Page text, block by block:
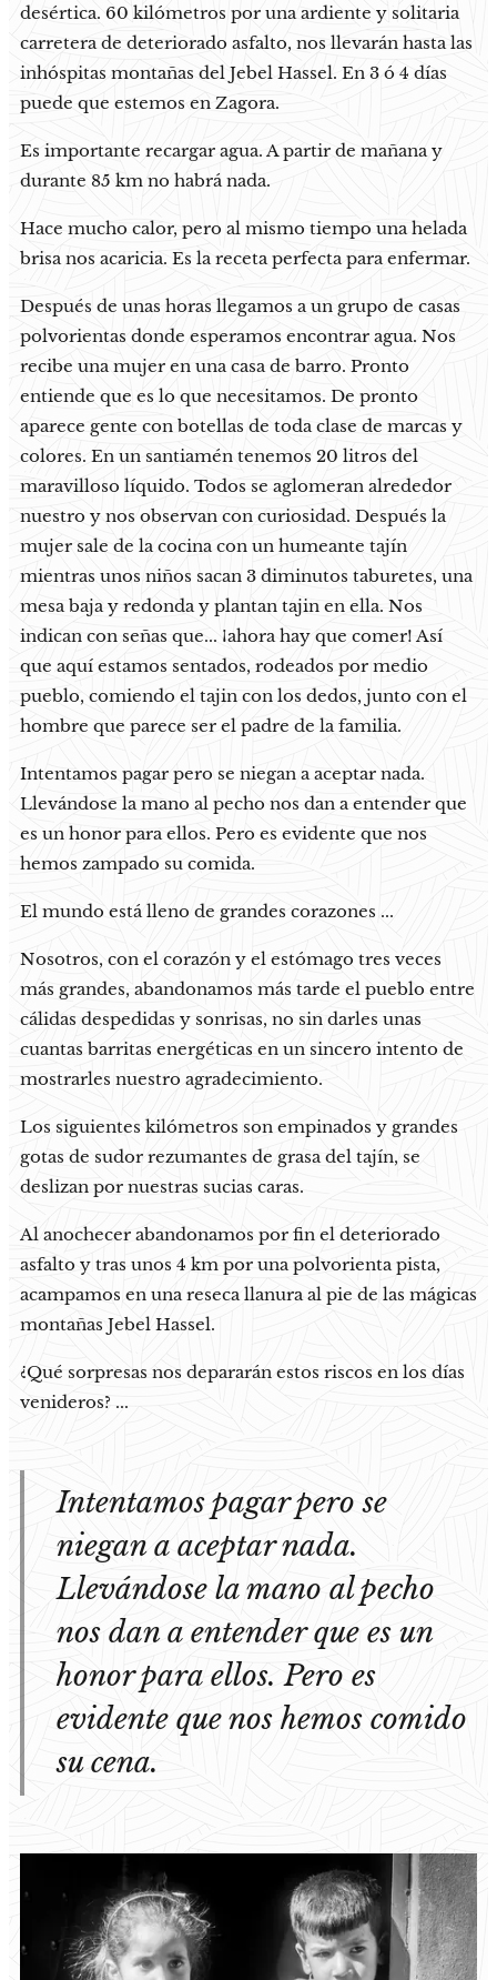
desértica. 60 kilómetros por una ardiente y solitaria
carretera de deteriorado asfalto, nos llevarán hasta las
inhóspitas montañas del Jebel Hassel. En 3 ó 4 días
puede que estemos en Zagora.
Es importante recargar agua. A partir de mañana y
durante 85 km no habrá nada.
Hace mucho calor, pero al mismo tiempo una helada
brisa nos acaricia. Es la receta perfecta para enfermar.
Después de unas horas llegamos a un grupo de casas
polvorientas donde esperamos encontrar agua. Nos
recibe una mujer en una casa de barro. Pronto
entiende que es lo que necesitamos. De pronto
aparece gente con botellas de toda clase de marcas y
colores. En un santiamén tenemos 20 litros del
maravilloso líquido. Todos se aglomeran alrededor
nuestro y nos observan con curiosidad. Después la
mujer sale de la cocina con un humeante tajín
mientras unos niños sacan 3 diminutos taburetes, una
mesa baja y redonda y plantan tajin en ella. Nos
indican con señas que... ¡ahora hay que comer! Así
que aquí estamos sentados, rodeados por medio
pueblo, comiendo el tajin con los dedos, junto con el
hombre que parece ser el padre de la familia.
Intentamos pagar pero se niegan a aceptar nada.
Llevándose la mano al pecho nos dan a entender que
es un honor para ellos. Pero es evidente que nos
hemos zampado su comida.
El mundo está lleno de grandes corazones ...
Nosotros, con el corazón y el estómago tres veces
más grandes, abandonamos más tarde el pueblo entre
cálidas despedidas y sonrisas, no sin darles unas
cuantas barritas energéticas en un sincero intento de
mostrarles nuestro agradecimiento.
Los siguientes kilómetros son empinados y grandes
gotas de sudor rezumantes de grasa del tajín, se
deslizan por nuestras sucias caras.
Al anochecer abandonamos por fin el deteriorado
asfalto y tras unos 4 km por una polvorienta pista,
acampamos en una reseca llanura al pie de las mágicas
montañas Jebel Hassel.
¿Qué sorpresas nos depararán estos riscos en los días
venideros? ...
Intentamos pagar pero se
niegan a aceptar nada.
Llevándose la mano al pecho
nos dan a entender que es un
honor para ellos. Pero es
evidente que nos hemos comido
su cena.